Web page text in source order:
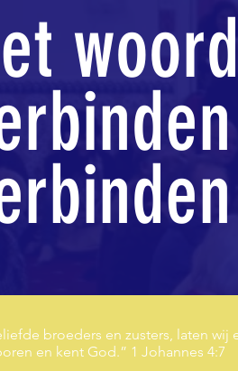
broeders en zusters, laten
en kent God.” 1 Johannes 4:7